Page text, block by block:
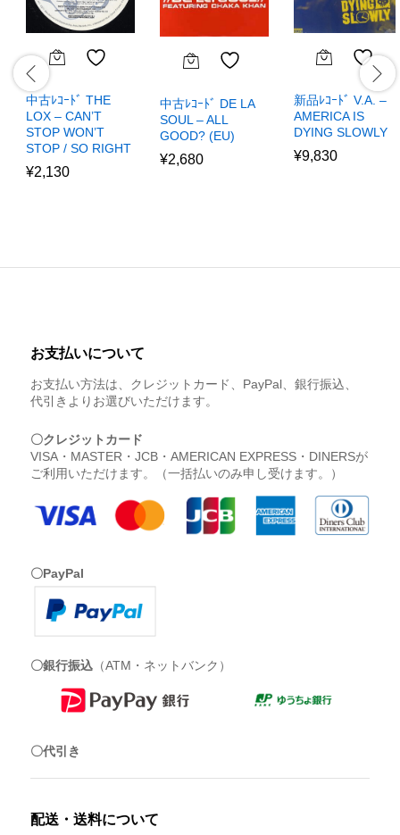
中古ﾚｺｰﾄﾞ THE
LOX – CAN’T
STOP WON’T
STOP / SO RIGHT
¥2,130
中古ﾚｺｰﾄﾞ DE LA
SOUL – ALL
GOOD? (EU)
¥2,680
新品ﾚｺｰﾄﾞ V.A. –
AMERICA IS
DYING SLOWLY
¥9,830
お支払いについて
お支払い方法は、クレジットカード、PayPal、銀行振込、
代引きよりお選びいただけます。
〇クレジットカード
VISA・MASTER・JCB・AMERICAN EXPRESS・DINERSが
ご利用いただけます。（一括払いのみ申し受けます。）
〇PayPal
〇銀行振込 （ATM・ネットバンク）
〇代引き
配送・送料について